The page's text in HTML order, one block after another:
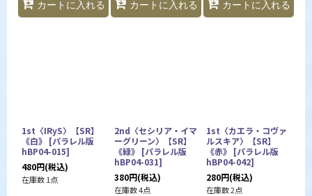
カートに入れる カートに入れる カートに入れる
1st〈IRyS〉【SR】
《白》 [パラレル版
hBP04-015]
480円(税込)
在庫数 1点
2nd〈セシリア・イマ
ーグリーン〉【SR】
《緑》 [パラレル版
hBP04-031]
380円(税込)
在庫数 4点
1st〈カエラ・コヴァ
ルスキア〉【SR】
《赤》 [パラレル版
hBP04-042]
280円(税込)
在庫数 2点